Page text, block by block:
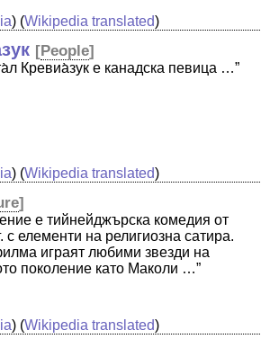
) (Wikipedia translated)
[People]
Кревиа̀зук е канадска певица …”
) (Wikipedia translated)
]
е тийнейджърска комедия от
с елементи на религиозна сатира.
играят любими звезди на
поколение като Маколи …”
) (Wikipedia translated)